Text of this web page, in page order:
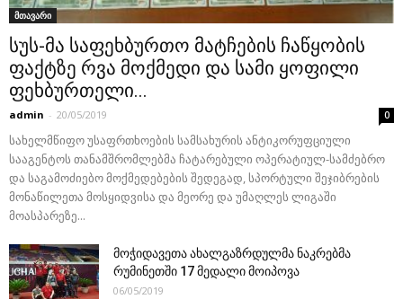
მთავარი
სუს-მა საფეხბურთო მატჩების ჩაწყობის
ფაქტზე რვა მოქმედი და სამი ყოფილი
ფეხბურთელი...
admin - 20/05/2019 0
სახელმწიფო უსაფრთხოების სამსახურის ანტიკორუფციული
სააგენტოს თანამშრომლებმა ჩატარებული ოპერატიულ-სამძებრო
და საგამოძიებო მოქმედებების შედეგად, სპორტული შეჯიბრების
მონაწილეთა მოსყიდვისა და მეორე და უმაღლეს ლიგაში
მოასპარეზე...
მოჭიდავეთა ახალგაზრდულმა ნაკრებმა
რუმინეთში 17 მედალი მოიპოვა
06/05/2019